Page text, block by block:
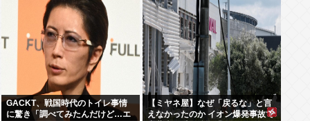
GACKT、戦国時代のトイレ事情
に驚き「調べてみたんだけど…エ
【ミヤネ屋】なぜ「戻るな」と言
えなかったのか イオン爆発事故で